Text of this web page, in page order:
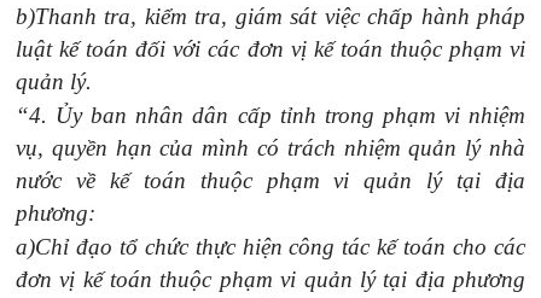
b)Thanh tra, kiểm tra, giám sát việc chấp hành pháp
luật kế toán đối với các đơn vị kế toán thuộc phạm vi
quản lý.
“4. Ủy ban nhân dân cấp tỉnh trong phạm vi nhiệm
vụ, quyền hạn của mình có trách nhiệm quản lý nhà
nước về kế toán thuộc phạm vi quản lý tại địa
phương:
a)Chỉ đạo tổ chức thực hiện công tác kế toán cho các
đơn vị kế toán thuộc phạm vi quản lý tại địa phương